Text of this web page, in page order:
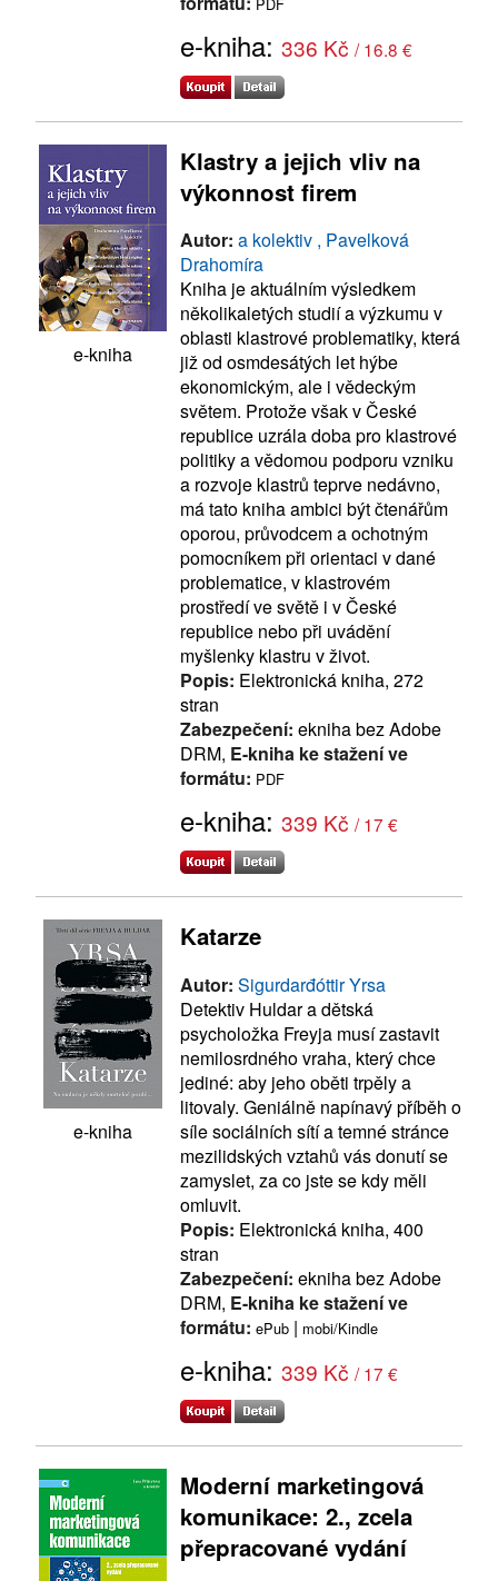
e-kniha: 336 Kč / 16.8 €
e-kniha
Klastry a jejich vliv na
výkonnost firem
Autor: a kolektiv , Pavelková
Drahomíra
Kniha je aktuálním výsledkem
několikaletých studií a výzkumu v
oblasti klastrové problematiky, která
již od osmdesátých let hýbe
ekonomickým, ale i vědeckým
světem. Protože však v České
republice uzrála doba pro klastrové
politiky a vědomou podporu vzniku
a rozvoje klastrů teprve nedávno,
má tato kniha ambici být čtenářům
oporou, průvodcem a ochotným
pomocníkem při orientaci v dané
problematice, v klastrovém
prostředí ve světě i v České
republice nebo při uvádění
myšlenky klastru v život.
Popis: Elektronická kniha, 272
stran
Zabezpečení: ekniha bez Adobe
DRM, E-kniha ke stažení ve
formátu: PDF
e-kniha: 339 Kč / 17 €
e-kniha
Katarze
Autor: Sigurdarđóttir Yrsa
Detektiv Huldar a dětská
psycholožka Freyja musí zastavit
nemilosrdného vraha, který chce
jediné: aby jeho oběti trpěly a
litovaly. Geniálně napínavý příběh o
síle sociálních sítí a temné stránce
mezilidských vztahů vás donutí se
zamyslet, za co jste se kdy měli
omluvit.
Popis: Elektronická kniha, 400
stran
Zabezpečení: ekniha bez Adobe
DRM, E-kniha ke stažení ve
formátu: ePub | mobi/Kindle
e-kniha: 339 Kč / 17 €
Moderní marketingová
komunikace: 2., zcela
přepracované vydání